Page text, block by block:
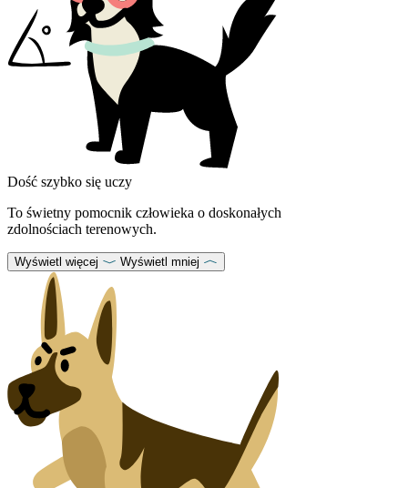
Dość szybko się uczy
To świetny pomocnik człowieka o doskonałych
zdolnościach terenowych.
Wyświetl więcej Wyświetl mniej